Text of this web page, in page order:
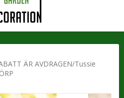
ÄR AVDRAGEN/Tussie